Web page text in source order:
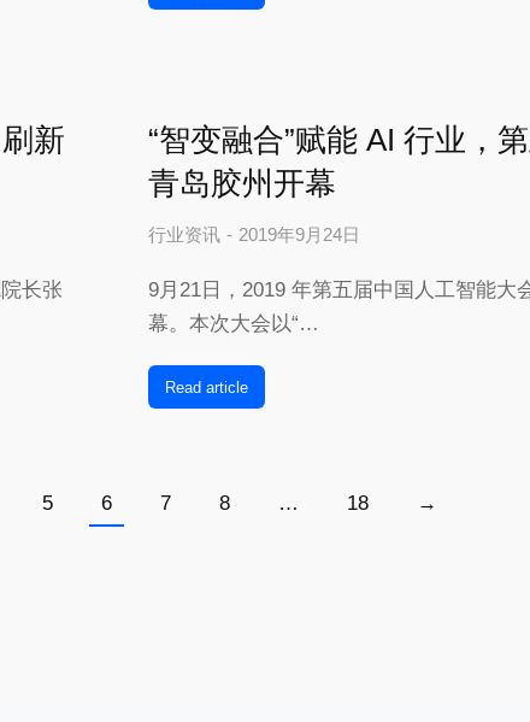
新
长张
“智变融合”赋能 AI 行业，
青岛胶州开幕
行业资讯 2019年9月24日
9月21日，2019 年第五届中国人工智能
幕。本次大会以“…
Read article
5 6 7 8 … 18 →